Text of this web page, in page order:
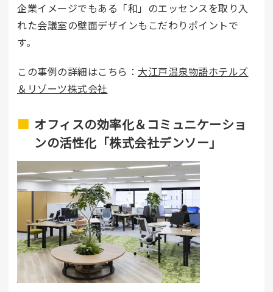
企業イメージでもある「和」のエッセンスを取り入
れた会議室の壁面デザインもこだわりポイントで
す。
この事例の詳細はこちら： 大江戸温泉物語ホテルズ
＆リゾーツ株式会社
オフィスの効率化＆コミュニケーショ
ンの活性化「株式会社デンソー」